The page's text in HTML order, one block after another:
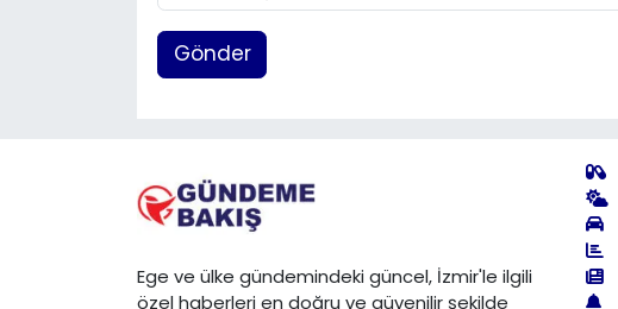
Gönder
Ege ve ülke gündemindeki güncel, İzmir'le ilgili
özel haberleri en doğru ve güvenilir şekilde